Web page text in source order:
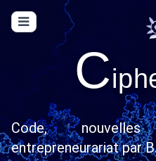
C
Code,
entrepreneurariat par